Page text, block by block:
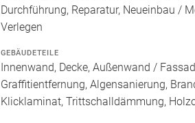
Durchführung, Reparatur, Neueinbau /
Verlegen
GEBÄUDETEILE
Innenwand, Decke, Außenwand /
Graffitientfernung, Algensanierung,
Klicklaminat, Trittschalldämmung,